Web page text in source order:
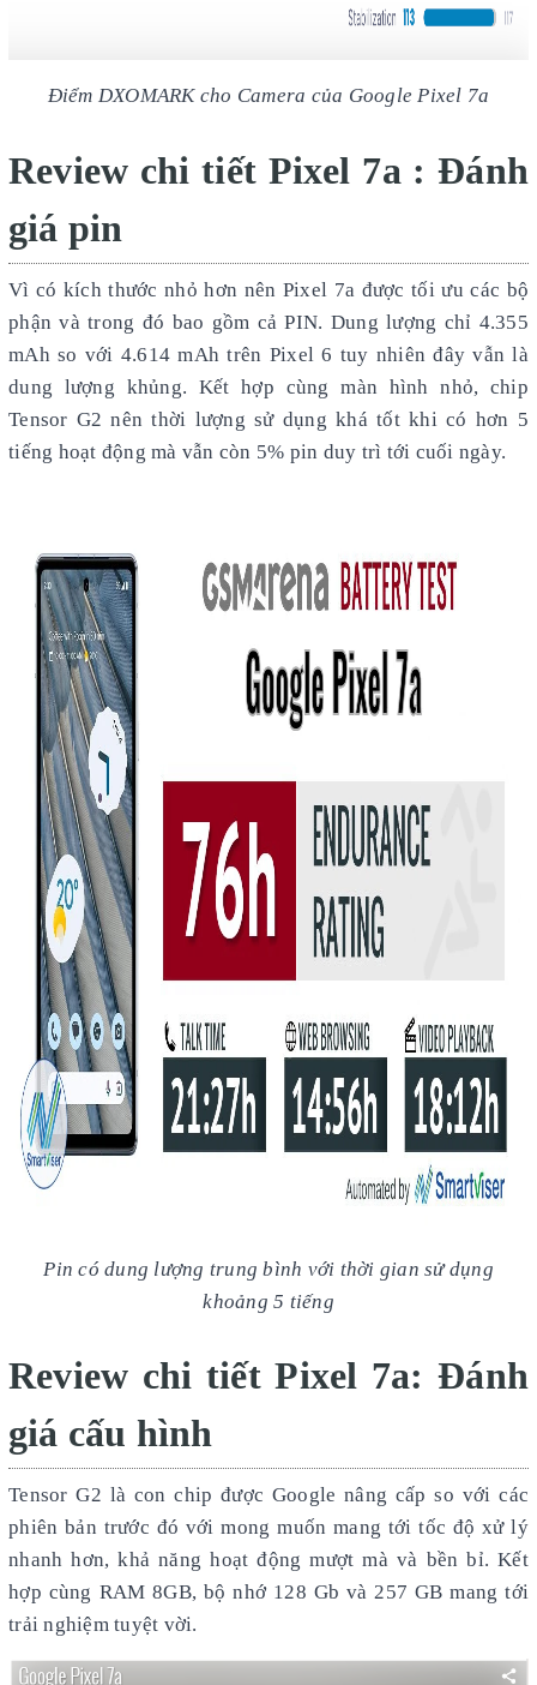
Điểm DXOMARK cho Camera của Google Pixel 7a
Review chi tiết Pixel 7a : Đánh
giá pin
Vì có kích thước nhỏ hơn nên Pixel 7a được tối ưu các bộ
phận và trong đó bao gồm cả PIN. Dung lượng chỉ 4.355
mAh so với 4.614 mAh trên Pixel 6 tuy nhiên đây vẫn là
dung lượng khủng. Kết hợp cùng màn hình nhỏ, chip
Tensor G2 nên thời lượng sử dụng khá tốt khi có hơn 5
tiếng hoạt động mà vẫn còn 5% pin duy trì tới cuối ngày.
Pin có dung lượng trung bình với thời gian sử dụng
khoảng 5 tiếng
Review chi tiết Pixel 7a: Đánh
giá cấu hình
Tensor G2 là con chip được Google nâng cấp so với các
phiên bản trước đó với mong muốn mang tới tốc độ xử lý
nhanh hơn, khả năng hoạt động mượt mà và bền bỉ. Kết
hợp cùng RAM 8GB, bộ nhớ 128 Gb và 257 GB mang tới
trải nghiệm tuyệt vời.